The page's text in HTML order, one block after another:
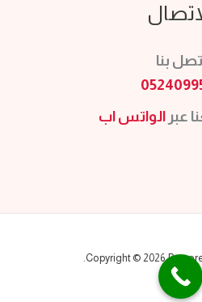
بنا
عبرالواتس اب
Copyright © 2026مساعدة؟